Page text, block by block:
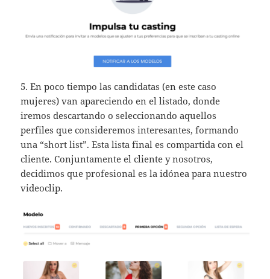
5. En poco tiempo las candidatas (en este caso
mujeres) van apareciendo en el listado, donde
iremos descartando o seleccionando aquellos
perfiles que consideremos interesantes, formando
una “short list”. Esta lista final es compartida con el
cliente. Conjuntamente el cliente y nosotros,
decidimos que profesional es la idónea para nuestro
videoclip.